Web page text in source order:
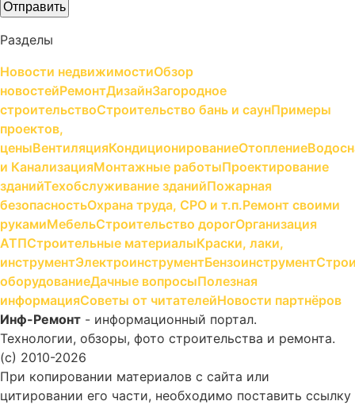
Разделы
Новости недвижимостиОбзор
новостейРемонтДизайнЗагородное
строительствоСтроительство бань и саунПримеры
проектов,
ценыВентиляцияКондиционированиеОтопление
и КанализацияМонтажные работыПроектирование
зданийТехобслуживание зданийПожарная
безопасностьОхрана труда, СРО и т.п.Ремонт своими
рукамиМебельСтроительство дорогОрганизация
АТПСтроительные материалыКраски, лаки,
инструментЭлектроинструментБензоинструмент
оборудованиеДачные вопросыПолезная
информацияСоветы от читателейНовости партнёров
Инф-Ремонт - информационный портал.
Технологии, обзоры, фото строительства и ремонта.
(c) 2010-2026
При копировании материалов с сайта или
цитировании его части, необходимо поставить ссылку